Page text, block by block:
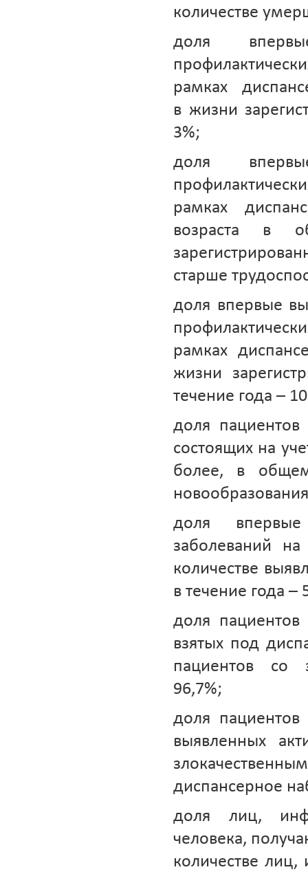
количестве
доля
рамках
в жизни
3%;
доля
рамках
возраста в
старше
доля впервые
рамках
жизни
течение года –
доля пациентов
состоящих на
более, в общем
доля впервые
заболеваний
количестве
в течение года –
доля пациентов
взятых под
пациентов со
96,7%;
доля пациентов
выявленных
диспансерное
доля лиц,
человека,
количестве